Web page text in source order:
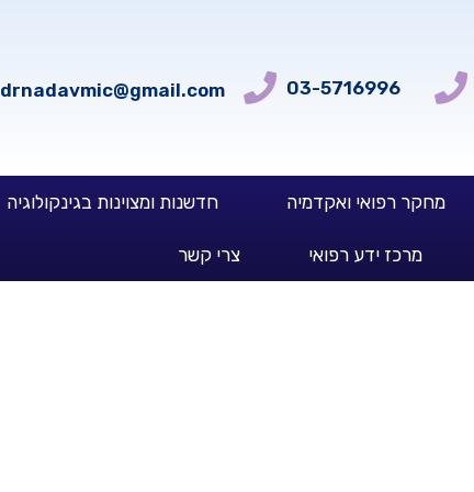
03-5716996
drnadavmic@gmail.com
מחקר רפואי ואקדמיה חדשנות ומצוינות בגינקולוגיה
מרכז ידע רפואי צרי קשר